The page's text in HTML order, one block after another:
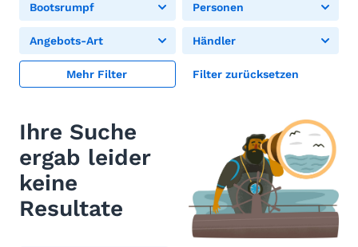
Bootsrumpf Personen
Angebots-Art Händler
Mehr Filter Filter zurücksetzen
Ihre Suche
ergab leider
keine
Resultate